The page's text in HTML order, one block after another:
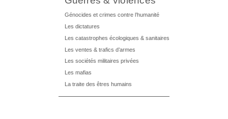
Génocides et crimes contre l’humanité
Les dictatures
Les catastrophes écologiques & sanitaires
Les ventes & trafics d’armes
Les sociétés militaires privées
Les mafias
La traite des êtres humains